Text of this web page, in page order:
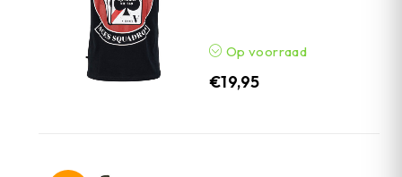
Op voorraad
€19,95